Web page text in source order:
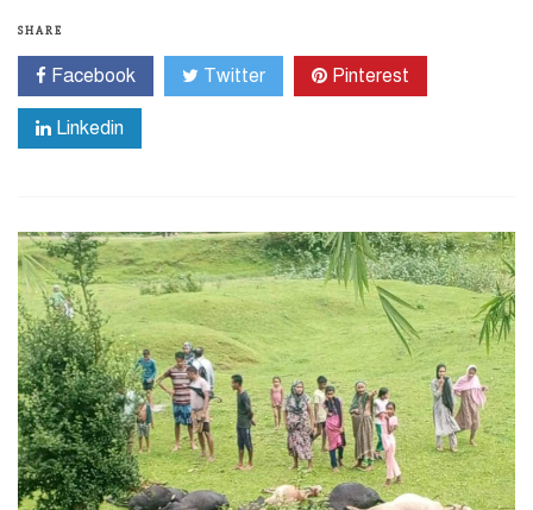
SHARE
Facebook Twitter Pinterest
Linkedin